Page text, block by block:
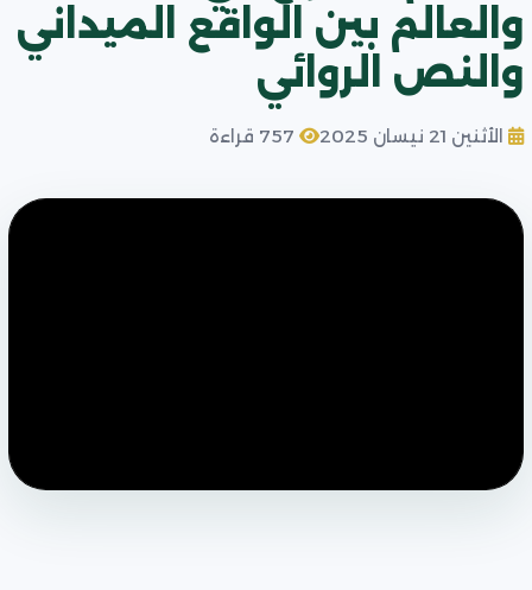
والعالم بين الواقع الميداني
والنص الروائي
الأثنين 21 نيسان 2025